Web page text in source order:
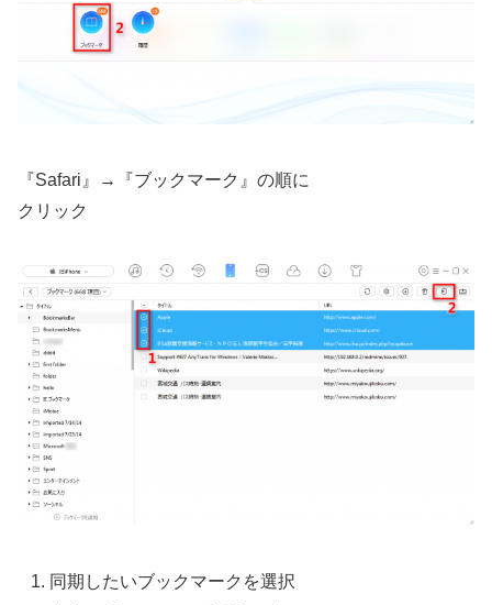
『Safari』→『ブックマーク』の順に
クリック
同期したいブックマークを選択